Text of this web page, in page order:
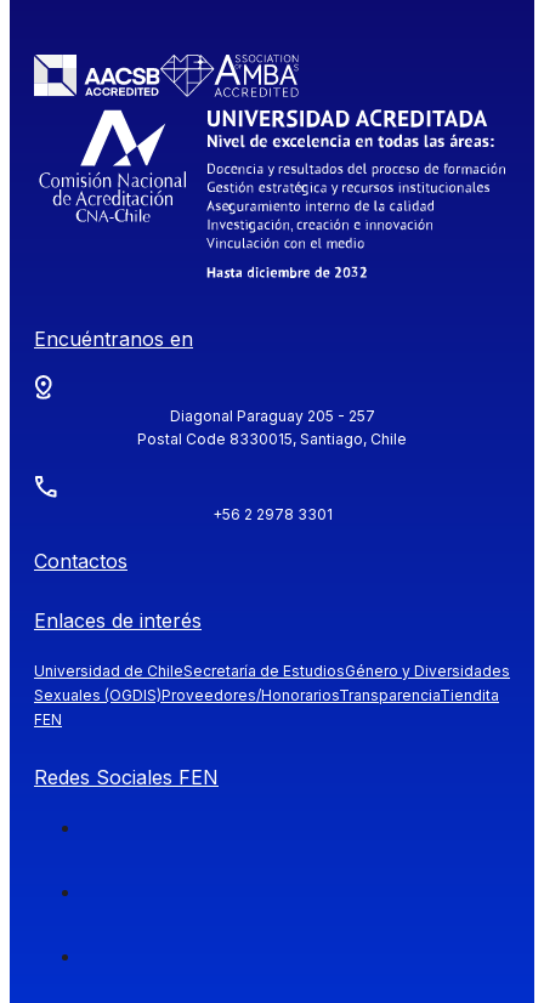
Encuéntranos en
Diagonal Paraguay 205 - 257
Postal Code 8330015, Santiago, Chile
+56 2 2978 3301
Contactos
Enlaces de interés
Universidad de ChileSecretaría de EstudiosGénero y Diversidades
Sexuales (OGDIS)Proveedores/HonorariosTransparenciaTiendita
FEN
Redes Sociales FEN